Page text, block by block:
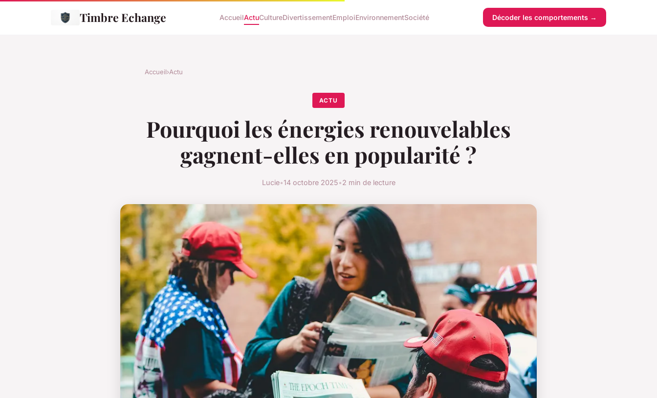
Timbre Echange AccueilActuCultureDivertissementEmploiEnvironnementSociété Décoder les comportements →
Accueil›Actu
ACTU
Pourquoi les énergies renouvelables
gagnent-elles en popularité ?
Lucie•14 octobre 2025•2 min de lecture